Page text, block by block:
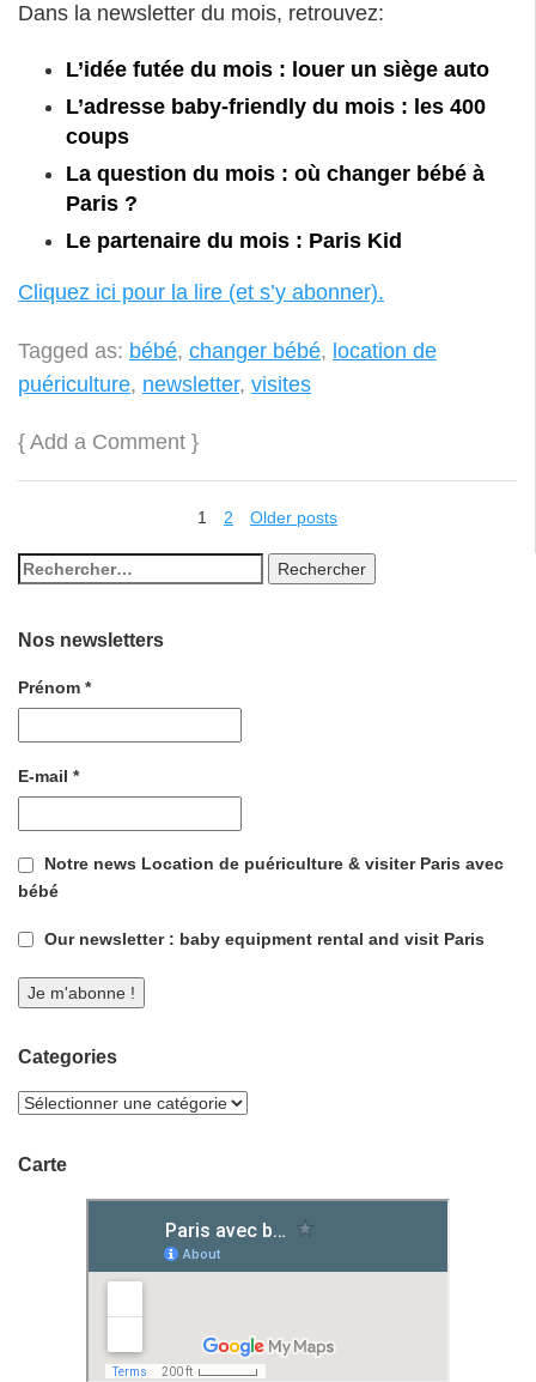
Dans la newsletter du mois, retrouvez:
L’idée futée du mois : louer un siège auto
L’adresse baby-friendly du mois : les 400
coups
La question du mois : où changer bébé à
Paris ?
Le partenaire du mois : Paris Kid
Cliquez ici pour la lire (et s’y abonner).
Tagged as: bébé, changer bébé, location de
puériculture, newsletter, visites
{ Add a Comment }
1 2 Older posts
Nos newsletters
Prénom *
E-mail *
Notre news Location de puériculture & visiter Paris avec
bébé
Our newsletter : baby equipment rental and visit Paris
Categories
Carte